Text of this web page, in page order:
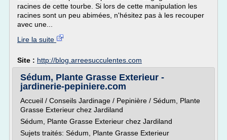
racines de cette tourbe. Si lors de cette manipulation les
racines sont un peu abimées, n'hésitez pas à les recouper
avec une...
Lire la suite
Site : http://blog.arreesucculentes.com
Sédum, Plante Grasse Exterieur -
jardinerie-pepiniere.com
Accueil / Conseils Jardinage / Pepinière / Sédum, Plante
Grasse Exterieur chez Jardiland
Sédum, Plante Grasse Exterieur chez Jardiland
Sujets traités: Sédum, Plante Grasse Exterieur